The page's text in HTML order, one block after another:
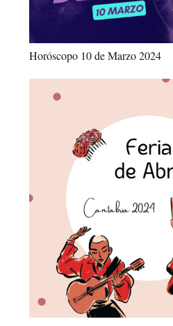
Horóscopo 10 de Marzo 2024